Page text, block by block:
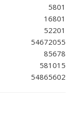
5801
16801
52201
54672055
85678
581015
54865602